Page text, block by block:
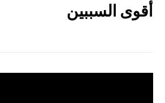
أقوى السببين